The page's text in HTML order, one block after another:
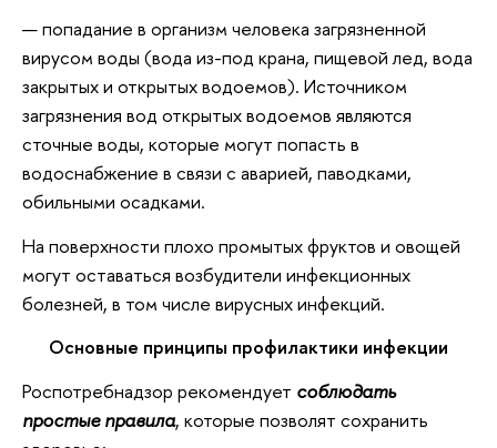
попадание в организм человека загрязненной
вирусом воды (вода из-под крана, пищевой лед, вода
закрытых и открытых водоемов). Источником
загрязнения вод открытых водоемов являются
сточные воды, которые могут попасть в
водоснабжение в связи с аварией, паводками,
обильными осадками.
На поверхности плохо промытых фруктов и овощей
могут оставаться возбудители инфекционных
болезней, в том числе вирусных инфекций.
Основные принципы профилактики инфекции
Роспотребнадзор рекомендует соблюдать
простые правила, которые позволят сохранить